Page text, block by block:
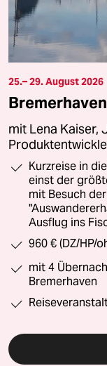
25.– 29. August 2026
Bremerhaven
mit Lena Kaiser,
Kurzreise in
einst der
mit Besuch
Ausflug ins
960 € (DZ/HP/
mit 4
Bremerhaven